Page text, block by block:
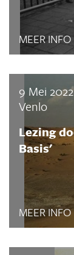
MEER INFO
9 Mei 2022
Venlo
Lezing
Basis'
MEER INFO